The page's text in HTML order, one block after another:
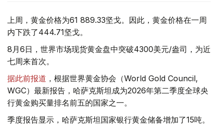
上周，黄金价格为61 889.33坚戈。因此，黄金价格在一周
内下跌了444.71坚戈。
8月6日，世界市场现货黄金盘中突破4300美元/盎司，为近
七周来首次。
据此前报道 ，根据世界黄金协会（World Gold Council,
WGC）最新报告，哈萨克斯坦成为2026年第二季度全球央
行黄金购买量排名前五的国家之一。
季度报告显示，哈萨克斯坦国家银行黄金储备增加了15吨。